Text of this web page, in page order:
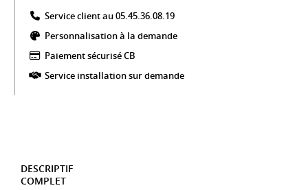
Service client au 05.45.36.08.19​
Personnalisation à la demande
Paiement sécurisé CB​
Service installation sur demande
DESCRIPTIF
COMPLET